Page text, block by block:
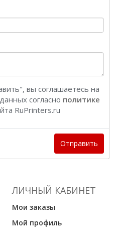
вы соглашаетесь на
согласно политике
RuPrinters.ru
Отправить
ЛИЧНЫЙ КАБИНЕТ
Мои заказы
Мой профиль